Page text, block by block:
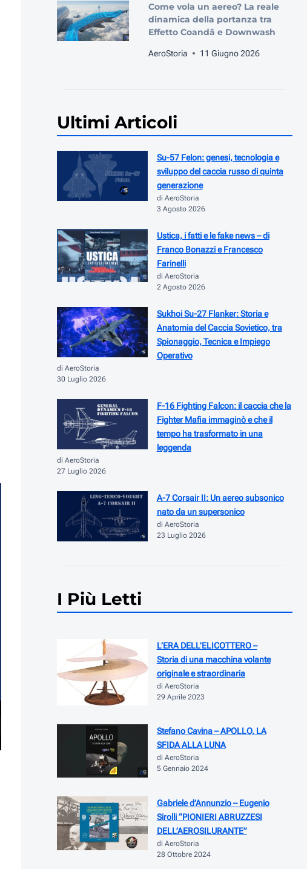
Come vola un aereo? La reale
dinamica della portanza tra
Effetto Coandă e Downwash
AeroStoria 11 Giugno 2026
Ultimi Articoli
Su-57 Felon: genesi, tecnologia e
sviluppo del caccia russo di quinta
generazione
di AeroStoria
3 Agosto 2026
Ustica, i fatti e le fake news – di
Franco Bonazzi e Francesco
Farinelli
di AeroStoria
2 Agosto 2026
Sukhoi Su-27 Flanker: Storia e
Anatomia del Caccia Sovietico, tra
Spionaggio, Tecnica e Impiego
Operativo
di AeroStoria
30 Luglio 2026
F-16 Fighting Falcon: il caccia che la
Fighter Mafia immaginò e che il
tempo ha trasformato in una
leggenda
di AeroStoria
27 Luglio 2026
A-7 Corsair II: Un aereo subsonico
nato da un supersonico
di AeroStoria
23 Luglio 2026
I Più Letti
L’ERA DELL’ELICOTTERO –
Storia di una macchina volante
originale e straordinaria
di AeroStoria
29 Aprile 2023
Stefano Cavina – APOLLO, LA
SFIDA ALLA LUNA
di AeroStoria
5 Gennaio 2024
Gabriele d’Annunzio – Eugenio
Sirolli “PIONIERI ABRUZZESI
DELL’AEROSILURANTE”
di AeroStoria
28 Ottobre 2024